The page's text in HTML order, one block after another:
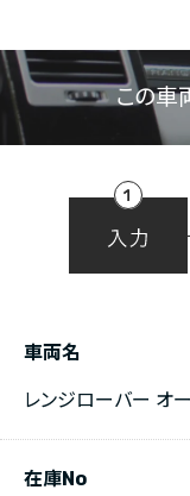
この車
車両名
レンジローバー オ
在庫No